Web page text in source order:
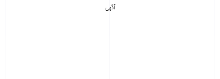
آگهی